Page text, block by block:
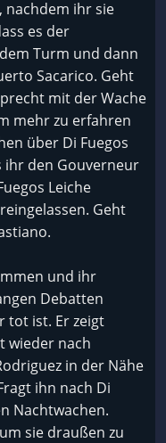
nachdem ihr sie
es der
Turm und dann
Sacarico. Geht
mit der Wache
mehr zu erfahren
über Di Fuegos
ihr den Gouverneur
Leiche
Geht
und ihr
Debatten
tot ist. Er zeigt
wieder nach
in der Nähe
ihn nach Di
Nachtwachen.
sie draußen zu